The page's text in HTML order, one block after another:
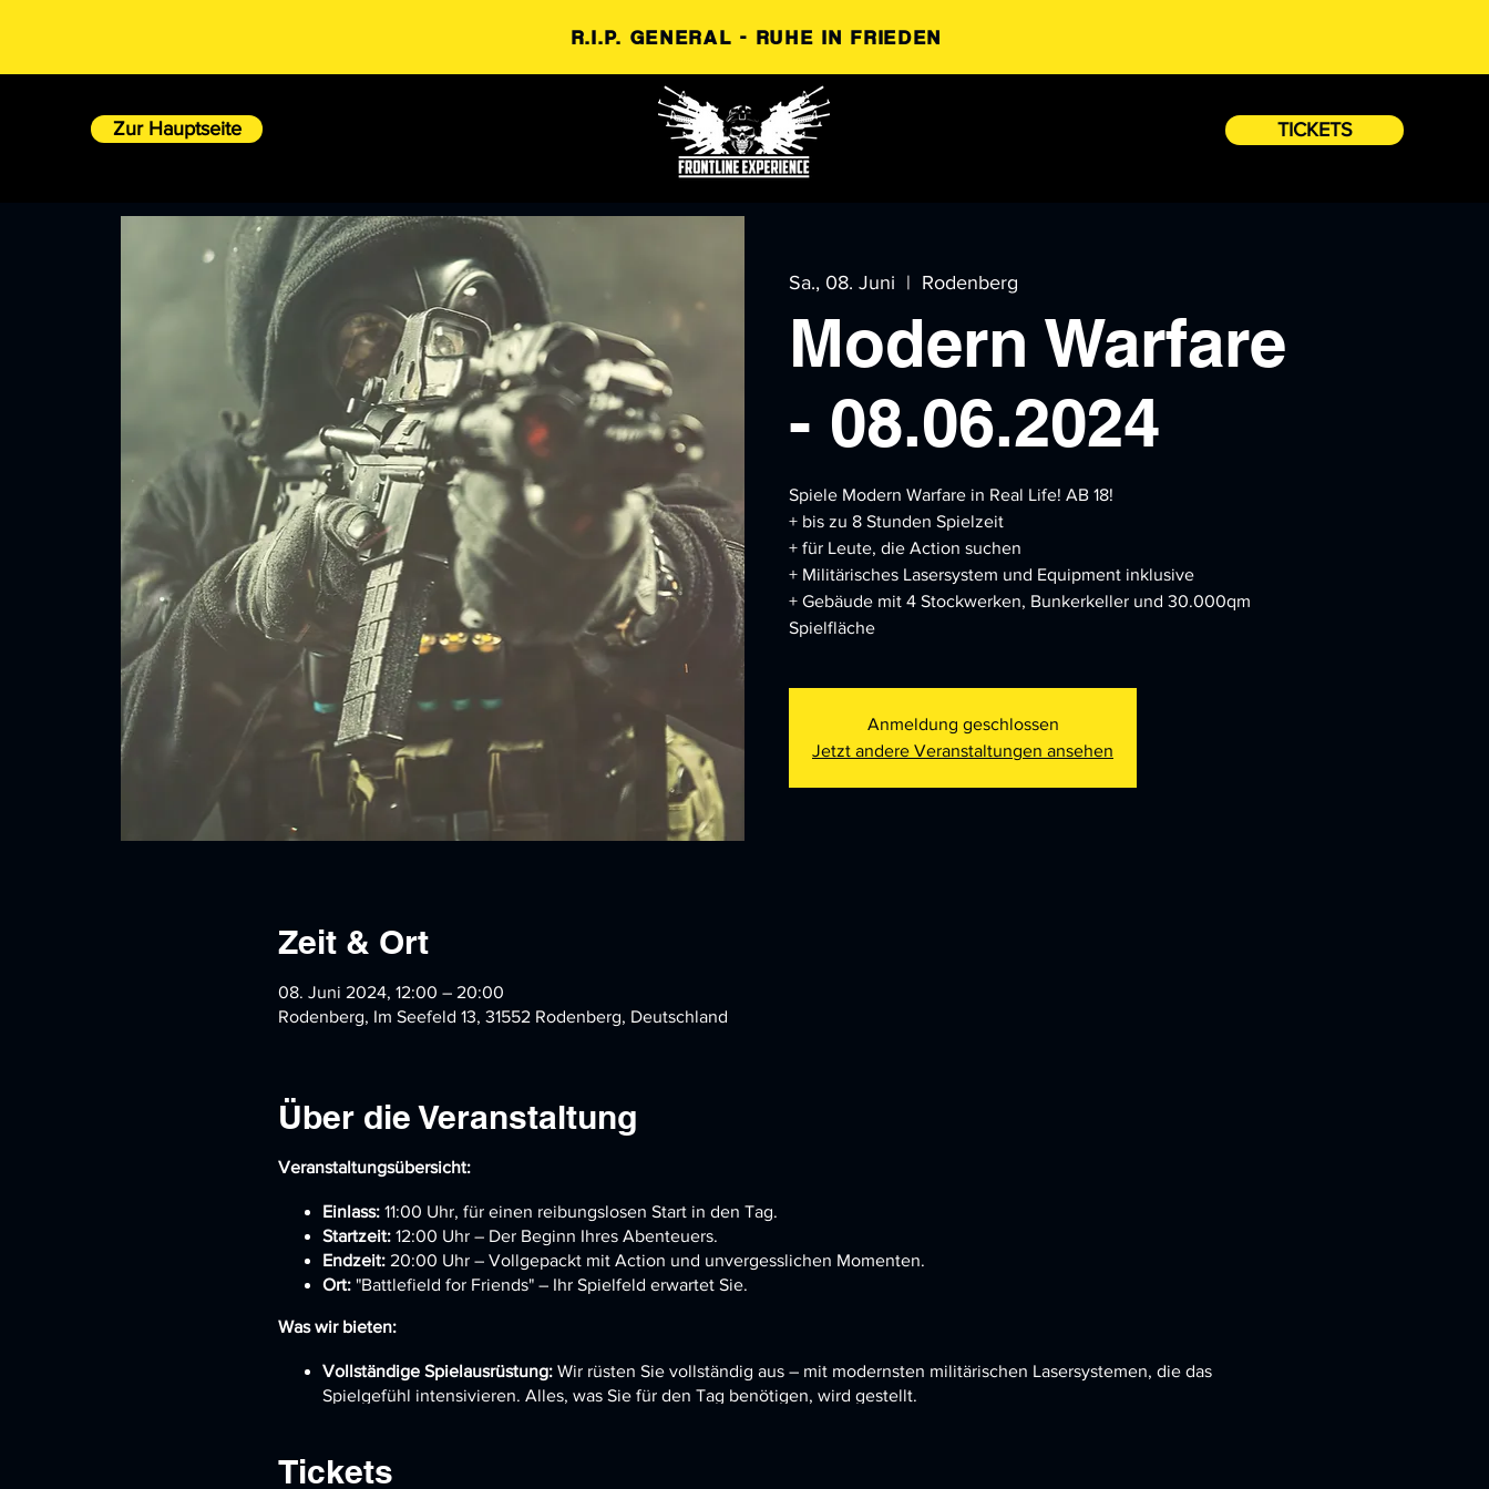
R.I.P. GENERAL - RUHE IN FRIEDEN
Zur Hauptseite TICKETS
Sa., 08. Juni
  |
Rodenberg
Modern Warfare
- 08.06.2024
Spiele Modern Warfare in Real Life! AB 18!
+ bis zu 8 Stunden Spielzeit
+ für Leute, die Action suchen
+ Militärisches Lasersystem und Equipment inklusive
+ Gebäude mit 4 Stockwerken, Bunkerkeller und 30.000qm
Spielfläche
Anmeldung geschlossen
Jetzt andere Veranstaltungen ansehen
Zeit & Ort
08. Juni 2024, 12:00 – 20:00
Rodenberg, Im Seefeld 13, 31552 Rodenberg, Deutschland
Über die Veranstaltung
Veranstaltungsübersicht:
Einlass:11:00 Uhr, für einen reibungslosen Start in den Tag.
Startzeit:12:00 Uhr – Der Beginn Ihres Abenteuers.
Endzeit:20:00 Uhr – Vollgepackt mit Action und unvergesslichen Momenten.
Ort:"Battlefield for Friends" – Ihr Spielfeld erwartet Sie.
Was wir bieten:
Vollständige Spielausrüstung:Wir rüsten Sie vollständig aus – mit modernsten militärischen Lasersystemen, die das
Spielgefühl intensivieren. Alles, was Sie für den Tag benötigen, wird gestellt.
Modus verspricht einzigartige Herausforderungen und Strategien. Alle 3 monate werden 3 neue Spielmodi
Tickets